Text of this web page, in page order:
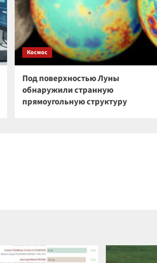
Космос
Под поверхностью Луны
обнаружили странную
прямоугольную структуру